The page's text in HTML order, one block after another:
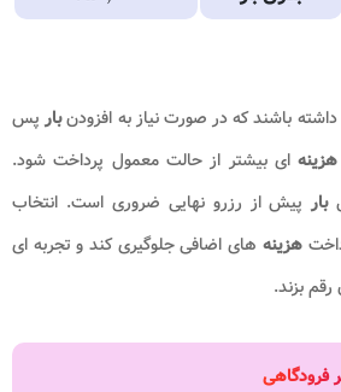
باشند که در صورت نیاز به افزودنبارپس
هزینه ای بیشتر از حالت معمول پرداخت شود.
بار پیش از رزرو نهایی ضروری است. انتخاب
هزینه های اضافی جلوگیری کند و تجربه ای
رقم بزند.
فرودگاهی